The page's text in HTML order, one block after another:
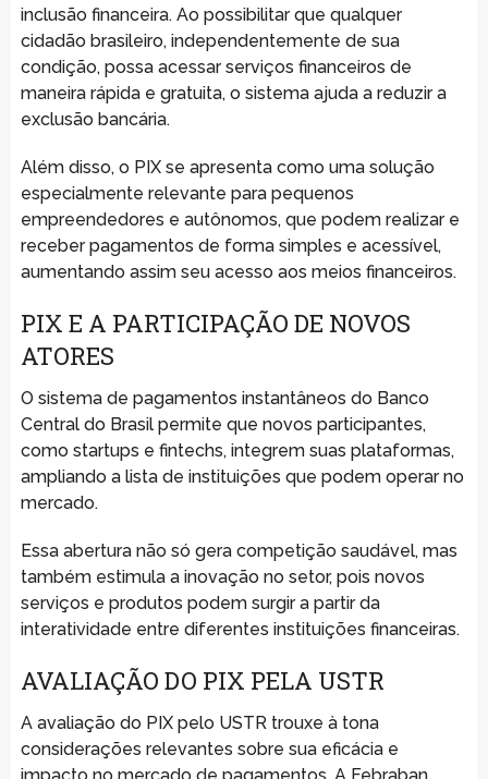
inclusão financeira. Ao possibilitar que qualquer
cidadão brasileiro, independentemente de sua
condição, possa acessar serviços financeiros de
maneira rápida e gratuita, o sistema ajuda a reduzir a
exclusão bancária.
Além disso, o PIX se apresenta como uma solução
especialmente relevante para pequenos
empreendedores e autônomos, que podem realizar e
receber pagamentos de forma simples e acessível,
aumentando assim seu acesso aos meios financeiros.
PIX E A PARTICIPAÇÃO DE NOVOS
ATORES
O sistema de pagamentos instantâneos do Banco
Central do Brasil permite que novos participantes,
como startups e fintechs, integrem suas plataformas,
ampliando a lista de instituições que podem operar no
mercado.
Essa abertura não só gera competição saudável, mas
também estimula a inovação no setor, pois novos
serviços e produtos podem surgir a partir da
interatividade entre diferentes instituições financeiras.
AVALIAÇÃO DO PIX PELA USTR
A avaliação do PIX pelo USTR trouxe à tona
considerações relevantes sobre sua eficácia e
impacto no mercado de pagamentos. A Febraban